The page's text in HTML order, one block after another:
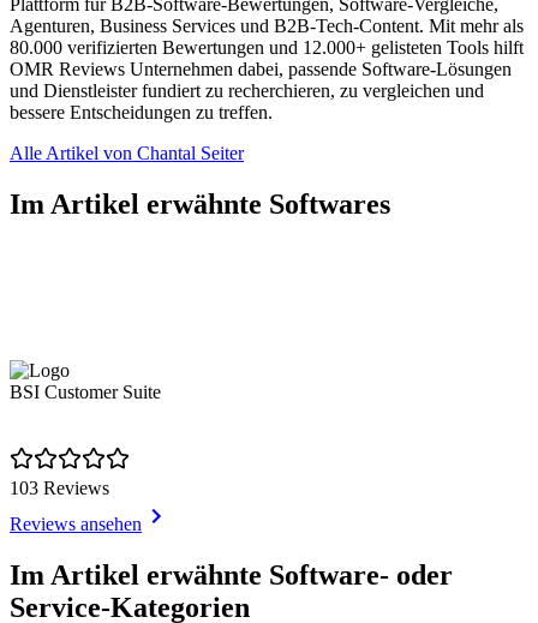
Agenturen, Business Services und B2B-Tech-Content. Mit mehr als
80.000 verifizierten Bewertungen und 12.000+ gelisteten Tools hilft
OMR Reviews Unternehmen dabei, passende Software-Lösungen
und Dienstleister fundiert zu recherchieren, zu vergleichen und
bessere Entscheidungen zu treffen.
Alle Artikel von Chantal Seiter
Im Artikel erwähnte Softwares
BSI Customer Suite
103 Reviews
Reviews ansehen
1
of
1
Im Artikel erwähnte Software- oder
Service-Kategorien